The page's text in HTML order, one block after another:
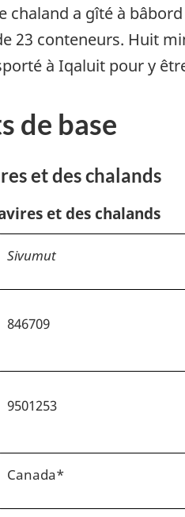
chaland a gîté à
23 conteneurs. Huit
à Iqaluit pour y
de base
et des chalands
et des chalands
Sivumut
846709
9501253
Canada*